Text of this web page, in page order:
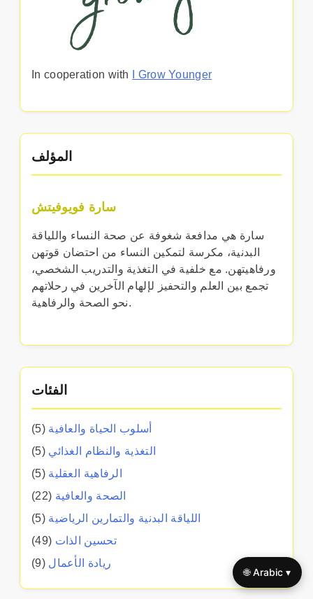
In cooperation with I Grow Younger
المؤلف
سارة فويوفيتش
سارة هي مدافعة شغوفة عن صحة النساء واللياقة
البدنية، مكرسة لتمكين النساء من احتضان قوتهن
ورفاهيتهن. مع خلفية في التغذية والتدريب الشخصي،
تجمع بين العلم والتحفيز لإلهام الآخرين في رحلاتهم
نحو الصحة والرفاهية.
الفئات
أسلوب الحياة والعافية (5)
التغذية والنظام الغذائي (5)
الرفاهية العقلية (5)
الصحة والعافية (22)
اللياقة البدنية والتمارين الرياضية (5)
تحسين الذات (49)
ريادة الأعمال (9)
🌐 Arabic ▾